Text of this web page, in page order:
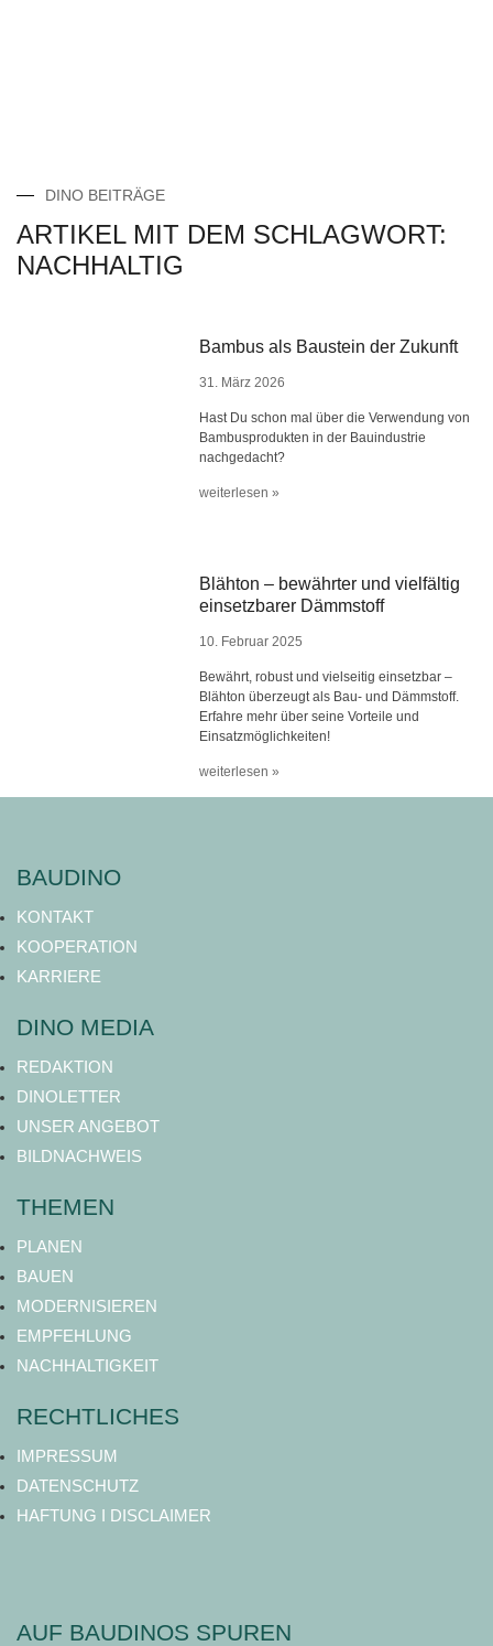
DINO BEITRÄGE
ARTIKEL MIT DEM SCHLAGWORT:
NACHHALTIG
Bambus als Baustein der Zukunft
31. März 2026
Hast Du schon mal über die Verwendung von
Bambusprodukten in der Bauindustrie
nachgedacht?
weiterlesen »
Blähton – bewährter und vielfältig
einsetzbarer Dämmstoff
10. Februar 2025
Bewährt, robust und vielseitig einsetzbar –
Blähton überzeugt als Bau- und Dämmstoff.
Erfahre mehr über seine Vorteile und
Einsatzmöglichkeiten!
weiterlesen »
BAUDINO
KONTAKT
KOOPERATION
KARRIERE
DINO MEDIA
REDAKTION
DINOLETTER
UNSER ANGEBOT
BILDNACHWEIS
THEMEN
PLANEN
BAUEN
MODERNISIEREN
EMPFEHLUNG
NACHHALTIGKEIT
RECHTLICHES
IMPRESSUM
DATENSCHUTZ
HAFTUNG I DISCLAIMER
AUF BAUDINOS SPUREN